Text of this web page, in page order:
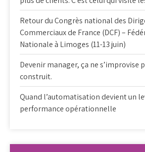
Retour du Congrès national des
Commerciaux de France (DCF) –
Nationale à Limoges (11-13 juin)
Devenir manager, ça ne s’improvise
construit.
Quand l’automatisation devient un
performance opérationnelle